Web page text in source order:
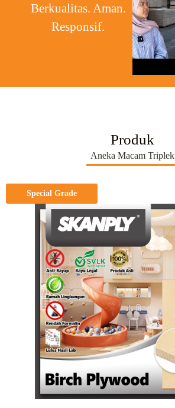
Berkualitas. Aman.
Responsif.
Produk
Aneka Macam Triplek
Special Grade